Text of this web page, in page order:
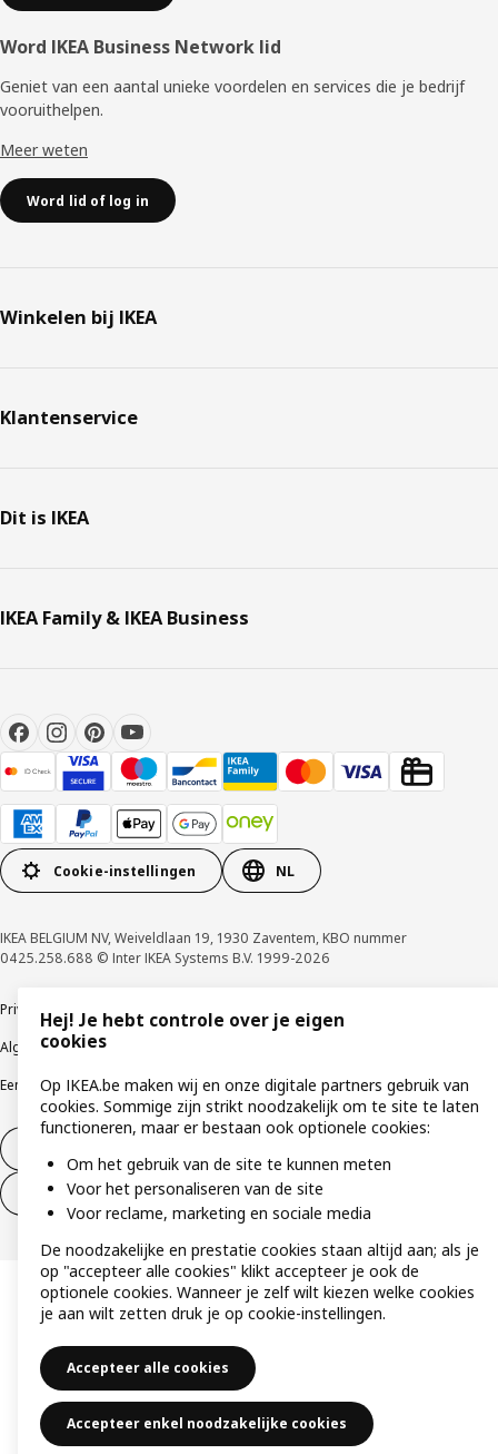
Word IKEA Business Network lid
Geniet van een aantal unieke voordelen en services die je bedrijf
vooruithelpen. ​
Meer weten
Word lid of log in
Winkelen bij IKEA
Klantenservice
Dit is IKEA
IKEA Family & IKEA Business
Cookie-instellingen NL
IKEA BELGIUM NV, Weiveldlaan 19, 1930 Zaventem, KBO nummer
0425.258.688 © Inter IKEA Systems B.V. 1999-2026
PrivacybeleidCookiebeleid
Gebruiksvoorwaarden
Algemene contractvoorwaarden
Een etische bezorgdheid uitenKlachten
Herroeping van contract (services)
Hej! Je hebt controle over je eigen
cookies
Op IKEA.be maken wij en onze digitale partners gebruik van
cookies. Sommige zijn strikt noodzakelijk om te site te laten
functioneren, maar er bestaan ook optionele cookies:
Om het gebruik van de site te kunnen meten
Voor het personaliseren van de site
Voor reclame, marketing en sociale media
De noodzakelijke en prestatie cookies staan altijd aan; als je
op "accepteer alle cookies" klikt accepteer je ook de
optionele cookies. Wanneer je zelf wilt kiezen welke cookies
je aan wilt zetten druk je op cookie-instellingen.
Accepteer alle cookies
Accepteer enkel noodzakelijke cookies